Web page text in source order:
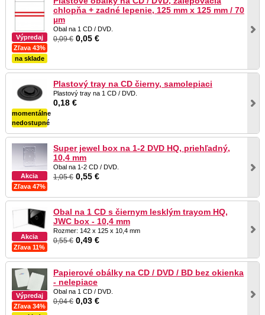
Výpredaj
Zľava 43%
na sklade
chlopňa + zadné lepenie, 125 mm x 125 mm / 70
µm
Obal na 1 CD / DVD.
0,09 €0,05 €
momentálne
nedostupné
Plastový tray na CD čierny, samolepiaci
Plastový tray na 1 CD / DVD.
0,18 €
Akcia
Zľava 47%
Super jewel box na 1-2 DVD HQ, priehľadný,
10,4 mm
Obal na 1-2 CD / DVD.
1,05 €0,55 €
Akcia
Zľava 11%
Obal na 1 CD s čiernym lesklým trayom HQ,
JWC box - 10,4 mm
Rozmer: 142 x 125 x 10,4 mm
0,55 €0,49 €
Výpredaj
Zľava 34%
Papierové obálky na CD / DVD / BD bez okienka
- nelepiace
Obal na 1 CD / DVD.
0,04 €0,03 €